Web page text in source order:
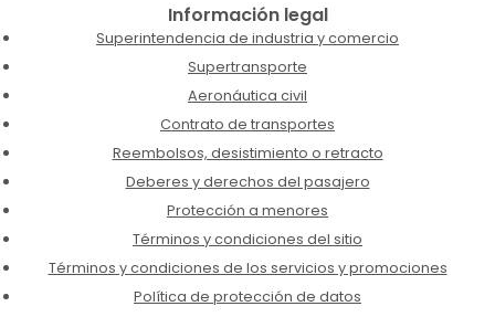
Información legal
Superintendencia de industria y comercio
Supertransporte
Aeronáutica civil
Contrato de transportes
Reembolsos, desistimiento o retracto
Deberes y derechos del pasajero
Protección a menores
Términos y condiciones del sitio
Términos y condiciones de los servicios y promociones
Política de protección de datos